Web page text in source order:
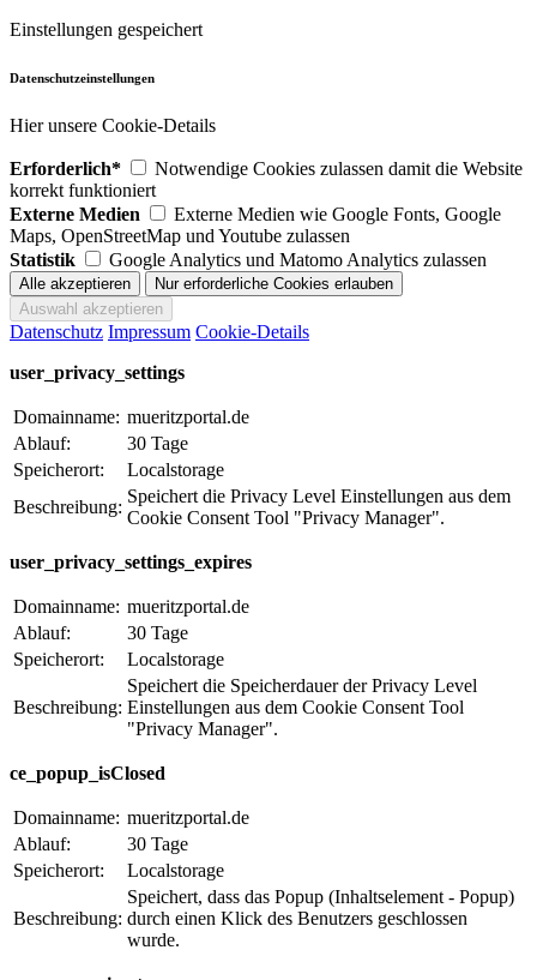
Einstellungen gespeichert
Datenschutzeinstellungen
Hier unsere Cookie-Details
Erforderlich*
Notwendige Cookies zulassen damit die Website
korrekt funktioniert
Externe Medien
Externe Medien wie Google Fonts, Google
Maps, OpenStreetMap und Youtube zulassen
Statistik
Google Analytics und Matomo Analytics zulassen
Datenschutz Impressum Cookie-Details
user_privacy_settings
Domainname: mueritzportal.de
Ablauf:
30 Tage
Speicherort:
Localstorage
Beschreibung:
Speichert die Privacy Level Einstellungen aus dem
Cookie Consent Tool "Privacy Manager".
user_privacy_settings_expires
Domainname: mueritzportal.de
Ablauf:
30 Tage
Speicherort:
Localstorage
Beschreibung:
Speichert die Speicherdauer der Privacy Level
Einstellungen aus dem Cookie Consent Tool
"Privacy Manager".
ce_popup_isClosed
Domainname: mueritzportal.de
Ablauf:
30 Tage
Speicherort:
Localstorage
Beschreibung:
Speichert, dass das Popup (Inhaltselement - Popup)
durch einen Klick des Benutzers geschlossen
wurde.